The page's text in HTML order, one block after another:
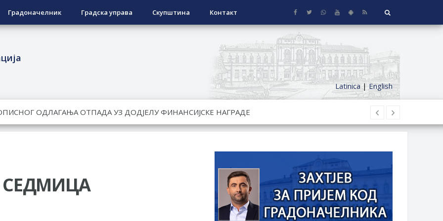
Градоначелник Градска управа Скупштина Контакт
Latinica|English
ОДЛАГАЊА ОТПАДА УЗ ДОДЈЕЛУ ФИНАНСИЈСКЕ НАГРАДЕ
КОЈИ СУ ОСТВАРИЛИ ПРАВО НА ГРАДСКИ МЈЕСЕЧНИ БОРАЧКИ ДОДАТАК ЗА
помоћ за набавку школског прибора основцима
СЕДМИЦА